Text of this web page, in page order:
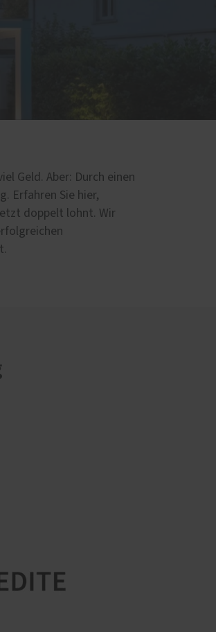
Geld. Aber: Durch einen
Erfahren Sie hier,
doppelt lohnt. Wir